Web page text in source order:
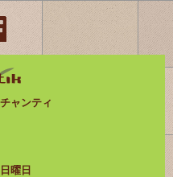
ャンティ
曜日